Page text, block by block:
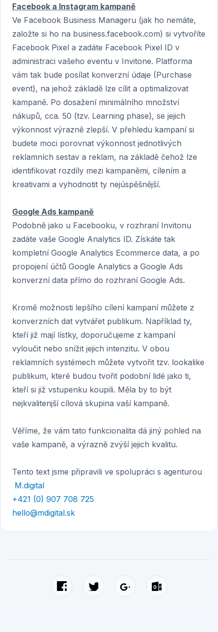
Facebook a Instagram kampaně
Ve Facebook Business Manageru (jak ho nemáte,
založte si ho na business.facebook.com) si vytvoříte
Facebook Pixel a zadáte Facebook Pixel ID v
administraci vašeho eventu v Invitone. Platforma
vám tak bude posílat konverzní údaje (Purchase
event), na jehož základě lze cílit a optimalizovat
kampaně. Po dosažení minimálního množství
nákupů, cca. 50 (tzv. Learning phase), se jejich
výkonnost výrazně zlepší. V přehledu kampaní si
budete moci porovnat výkonnost jednotlivých
reklamních sestav a reklam, na základě čehož lze
identifikovat rozdíly mezi kampaněmi, cílením a
kreativami a vyhodnotit ty nejúspěšnější.
Google Ads kampaně
Podobně jako u Facebooku, v rozhraní Invitonu
zadáte vaše Google Analytics ID. Získáte tak
kompletní Google Analytics Ecommerce data, a po
propojení účtů Google Analytics a Google Ads
konverzní data přímo do rozhraní Google Ads.
Kromě možnosti lepšího cílení kampaní můžete z
konverzních dat vytvářet publikum. Například ty,
kteří již mají lístky, doporučujeme z kampaní
vyloučit nebo snížit jejich intenzitu. V obou
reklamních systémech můžete vytvořit tzv. lookalike
publikum, které budou tvořit podobní lidé jako ti,
kteří si již vstupenku koupili. Měla by to být
nejkvalitenjší cílová skupina vaší kampaně.
Věříme, že vám tato funkcionalita dá jiný pohled na
vaše kampaně, a výrazně zvýší jejich kvalitu.
Tento text jsme připravili ve spolupráci s agenturou
M.digital
+421 (0) 907 708 725
hello@mdigital.sk